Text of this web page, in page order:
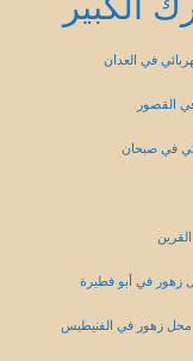
في العدان
القصور
في صبحان
زهور في أبو فطيرة
محل زهور في الفنيطيس